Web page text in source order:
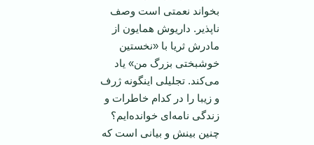
بخواند نعمتی است وصف
ناپذیر. داریوش همایون از
مادرش ثریا با «نخستین
خوشبختی بزرگ من» یاد
می‌کند. تجلیلی اینگونه ژرف
و زیبا را در کدام خاطرات و
زندگی نامه‌ای خوانده‌ایم؟
چنین بینش و بیانی است که